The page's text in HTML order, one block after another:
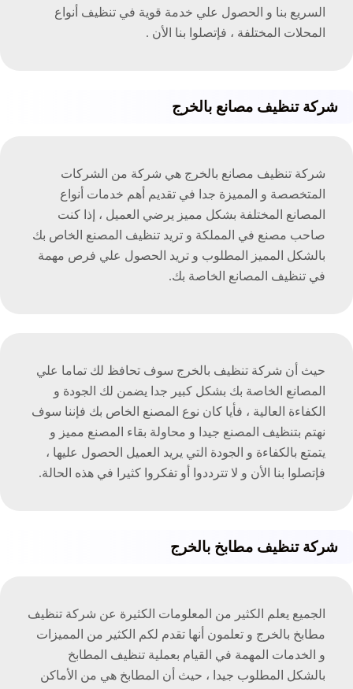
السريع بنا و الحصول علي خدمة قوية في تنظيف أنواع
المحلات المختلفة ، فإتصلوا بنا الأن .
شركة تنظيف مصانع بالخرج
شركة تنظيف مصانع بالخرج هي شركة من الشركات
المتخصصة و المميزة جدا في تقديم أهم خدمات أنواع
المصانع المختلفة بشكل مميز يرضي العميل ، إذا كنت
صاحب مصنع في المملكة و تريد تنظيف المصنع الخاص بك
بالشكل المميز المطلوب و تريد الحصول علي فرص مهمة
في تنظيف المصانع الخاصة بك.
حيث أن شركة تنظيف بالخرج سوف تحافظ لك تماما علي
المصانع الخاصة بك بشكل كبير جدا يضمن لك الجودة و
الكفاءة العالية ، فأيا كان نوع المصنع الخاص بك فإننا سوف
نهتم بتنظيف المصنع جيدا و محاولة بقاء المصنع مميز و
يتمتع بالكفاءة و الجودة التي يريد العميل الحصول عليها ،
فإتصلوا بنا الأن و لا تترددوا أو تفكروا كثيرا في هذه الحالة.
شركة تنظيف مطابخ بالخرج
الجميع يعلم الكثير من المعلومات الكثيرة عن شركة تنظيف
مطابخ بالخرج و تعلمون أنها تقدم لكم الكثير من المميزات
و الخدمات المهمة في القيام بعملية تنظيف المطابخ
بالشكل المطلوب جيدا ، حيث أن المطابخ هي من الأماكن